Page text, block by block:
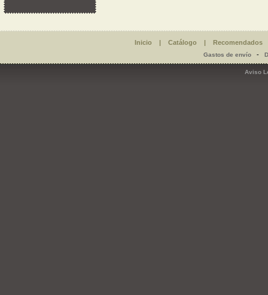
Inicio | Catálogo | Recomendados
Gastos de envío-
Aviso